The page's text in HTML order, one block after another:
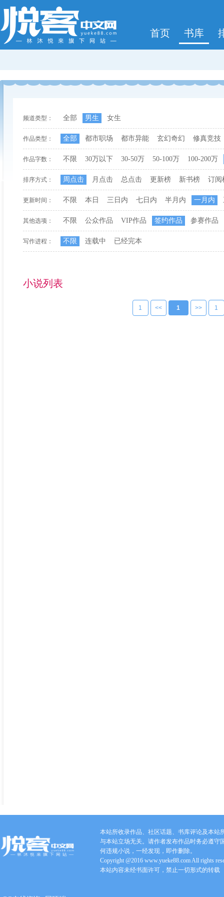
首页 书库
频道类型： 全部 男生 女生
作品类型： 全部 都市职场 都市异能 玄幻奇幻 修真竞技
作品字数： 不限 30万以下 30-50万 50-100万 100-200万
排序方式： 周点击 月点击 总点击 更新榜 新书榜 订阅
更新时间： 不限 本日 三日内 七日内 半月内 一月内
其他选项： 不限 公众作品 VIP作品 签约作品 参赛作品
写作进程： 不限 连载中 已经完本
小说列表
1 << 1 >> 1
本站所收录作品、社区话题、书库评论及本站
与本站立场无关。请作者发布作品时务必遵守
何违规小说，一经发现，即作删除。
Copyright @2016 www.yueke88.com All rights
本站内容未经书面许可，禁止一切形式的转载